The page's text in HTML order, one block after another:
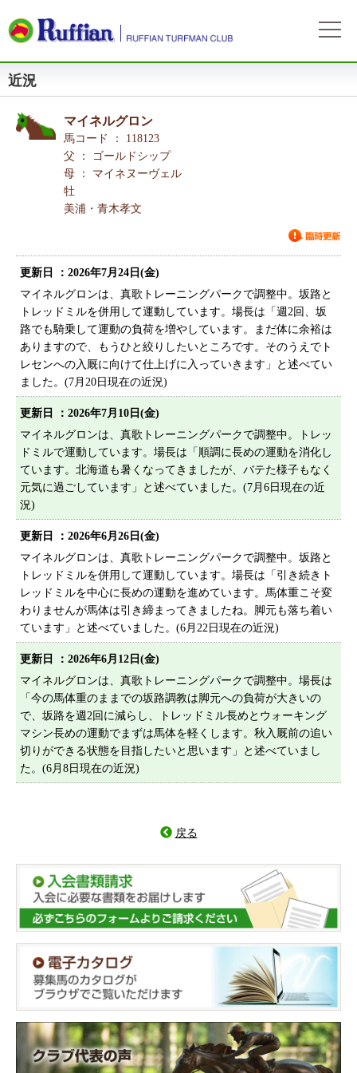
近況
マイネルグロン
馬コード ： 118123
父 ： ゴールドシップ
母 ： マイネヌーヴェル
牡
美浦・青木孝文
更新日 ：2026年7月24日(金)
マイネルグロンは、真歌トレーニングパークで調整中。坂路と
トレッドミルを併用して運動しています。場長は「週2回、坂
路でも騎乗して運動の負荷を増やしています。まだ体に余裕は
ありますので、もうひと絞りしたいところです。そのうえでト
レセンへの入厩に向けて仕上げに入っていきます」と述べてい
ました。(7月20日現在の近況)
更新日 ：2026年7月10日(金)
マイネルグロンは、真歌トレーニングパークで調整中。トレッ
ドミルで運動しています。場長は「順調に長めの運動を消化し
ています。北海道も暑くなってきましたが、バテた様子もなく
元気に過ごしています」と述べていました。(7月6日現在の近
況)
更新日 ：2026年6月26日(金)
マイネルグロンは、真歌トレーニングパークで調整中。坂路と
トレッドミルを併用して運動しています。場長は「引き続きト
レッドミルを中心に長めの運動を進めています。馬体重こそ変
わりませんが馬体は引き締まってきましたね。脚元も落ち着い
ています」と述べていました。(6月22日現在の近況)
更新日 ：2026年6月12日(金)
マイネルグロンは、真歌トレーニングパークで調整中。場長は
「今の馬体重のままでの坂路調教は脚元への負荷が大きいの
で、坂路を週2回に減らし、トレッドミル長めとウォーキング
マシン長めの運動でまずは馬体を軽くします。秋入厩前の追い
切りができる状態を目指したいと思います」と述べていまし
た。(6月8日現在の近況)
戻る
会員サービスとイベント
会員募集
募集概要
お申込方法
費用と分配等
募集馬情報
募集馬ラインナップ
募集馬情報一覧
出走情報
出走確定
所属馬情報
近況
リンク集
リンク集
よくある質問 お問い合わせ
プライバシーポリシー
サイトマップ
ログイン
自動ログイン パスワードをお忘れの方